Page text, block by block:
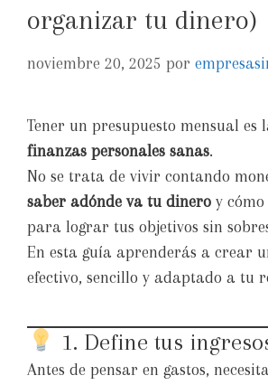
organizar tu dinero)
noviembre 20, 2025 por
Tener un presupuesto mensual es
finanzas personales sanas.
No se trata de vivir contando
saber adónde va tu dinero y
para lograr tus objetivos sin
En esta guía aprenderás a crear
efectivo, sencillo y adaptado a tu
1. Define tus
Antes de pensar en gastos,